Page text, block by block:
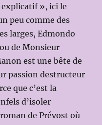
», ici le
peu comme des
larges, Edmondo
de Monsieur
est une bête de
passion destructeur
que c’est la
d’isoler
de Prévost où